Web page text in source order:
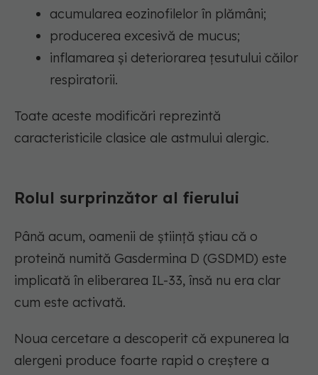
acumularea eozinofilelor în plămâni;
producerea excesivă de mucus;
inflamarea și deteriorarea țesutului căilor
respiratorii.
Toate aceste modificări reprezintă
caracteristicile clasice ale astmului alergic.
Rolul surprinzător al fierului
Până acum, oamenii de știință știau că o
proteină numită Gasdermina D (GSDMD) este
implicată în eliberarea IL-33, însă nu era clar
cum este activată.
Noua cercetare a descoperit că expunerea la
alergeni produce foarte rapid o creștere a